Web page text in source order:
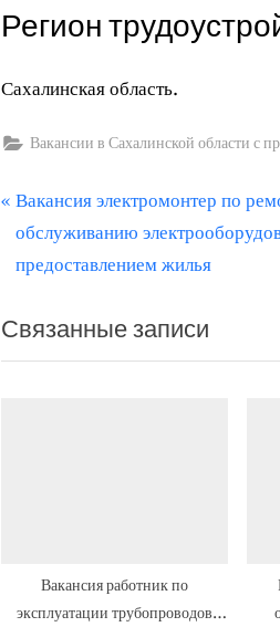
Регион
Сахалинская область.
Вакансии в Сахалинской области с
Навигация
по
П
р
е
ы
д
и
Вакансия электромонтер по
обслуживанию
предоставлением жилья
Связанные записи
Вакансия работник по
эксплуатации трубопроводов